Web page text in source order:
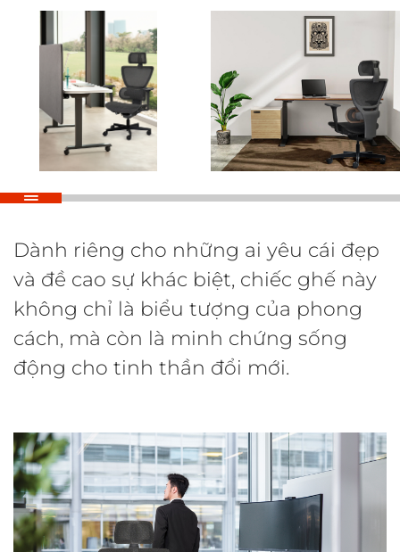
Dành riêng cho những ai yêu cái đẹp
và đề cao sự khác biệt, chiếc ghế này
không chỉ là biểu tượng của phong
cách, mà còn là minh chứng sống
động cho tinh thần đổi mới.